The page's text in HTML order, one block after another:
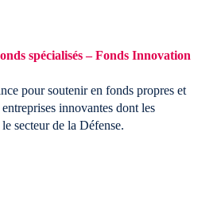
spécialisés – Fonds Innovation
pour soutenir en fonds propres et
innovantes dont les
secteur de la Défense.